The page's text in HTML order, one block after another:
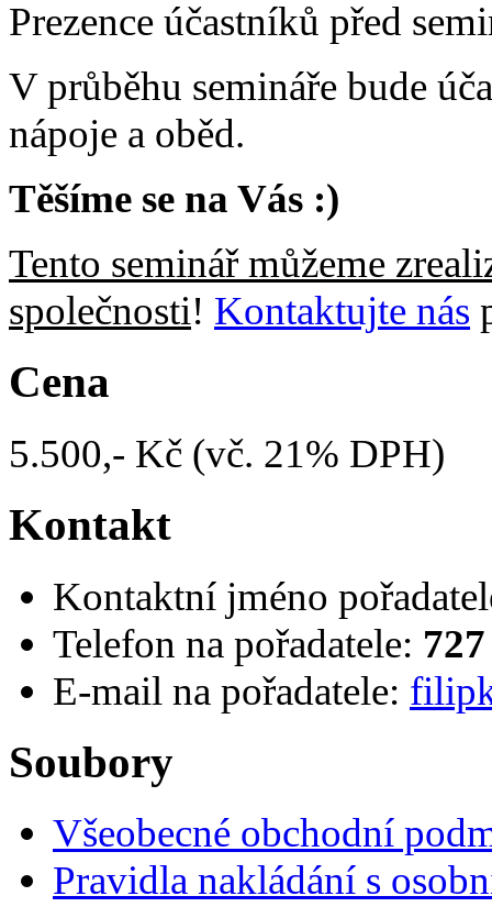
Prezence účastníků před
V průběhu semináře bude
nápoje a oběd.
Těšíme se na Vás :)
Tento seminář můžeme
společnosti! Kontaktujte nás
Cena
5.500,- Kč (vč. 21% DPH)
Kontakt
Kontaktní jméno
Telefon na pořadatele:
E-mail na pořadatele:
Soubory
Všeobecné obchodní
Pravidla nakládání s